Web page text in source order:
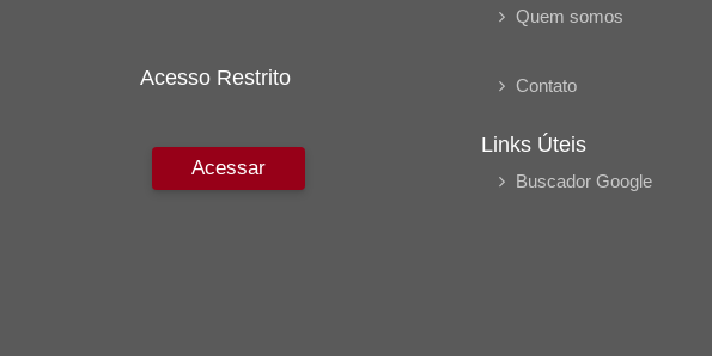
Acesso Restrito
Acessar
Quem somos
Contato
Links Úteis
Buscador Google